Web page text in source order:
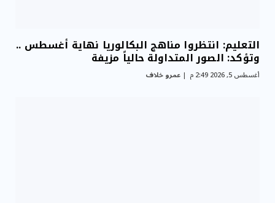
التعليم: انتظروا مناهج البكالوريا نهاية أغسطس ..
وتؤكد: الصور المتداولة حالياً مزيفة
أغسطس 5, 2026 2:49 م عمرو خلاف